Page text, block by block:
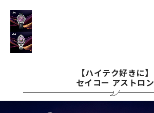
【ハイテク好きに】
セイコー アストロン